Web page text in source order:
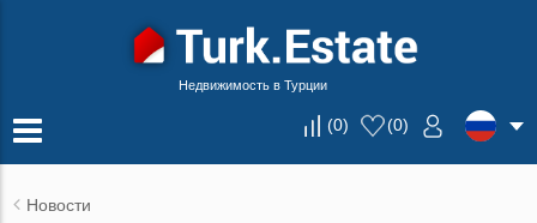
Недвижимость в Турции
(0) (0)
Новости